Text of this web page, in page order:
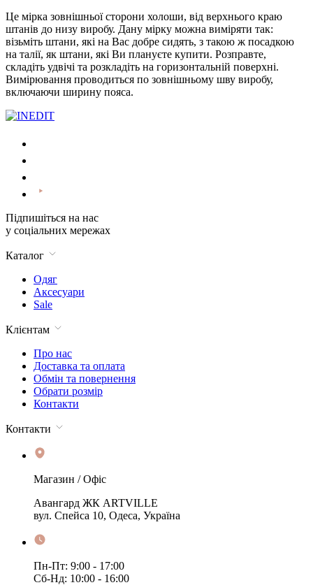
Це мірка зовнішньої сторони холоши, від верхнього краю
штанів до низу виробу. Дану мірку можна виміряти так:
візьміть штани, які на Вас добре сидять, з такою ж посадкою
на талії, як штани, які Ви плануєте купити. Розправте,
складіть удвічі та розкладіть на горизонтальній поверхні.
Вимірювання проводиться по зовнішньому шву виробу,
включаючи ширину пояса.
Підпишіться на нас
у соціальних мережах
Каталог
Одяг
Аксесуари
Sale
Клієнтам
Про нас
Доставка та оплата
Обмін та повернення
Обрати розмір
Контакти
Контакти
Магазин / Офіс
Авангард ЖК ARTVILLE
вул. Спейса 10, Одеса, Україна
Пн-Пт: 9:00 - 17:00
Сб-Нд: 10:00 - 16:00